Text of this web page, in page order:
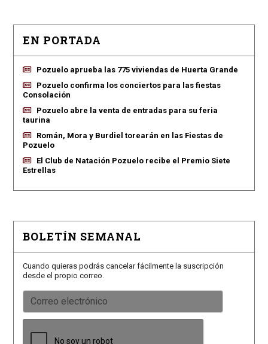
EN PORTADA
Pozuelo aprueba las 775 viviendas de Huerta Grande
Pozuelo confirma los conciertos para las fiestas
Consolación
Pozuelo abre la venta de entradas para su feria
taurina
Román, Mora y Burdiel torearán en las Fiestas de
Pozuelo
El Club de Natación Pozuelo recibe el Premio Siete
Estrellas
BOLETÍN SEMANAL
Cuando quieras podrás cancelar fácilmente la suscripción
desde el propio correo.